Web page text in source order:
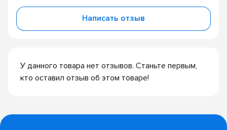
У данного товара нет отзывов. Станьте первым,
кто оставил отзыв об этом товаре!
Написать отзыв